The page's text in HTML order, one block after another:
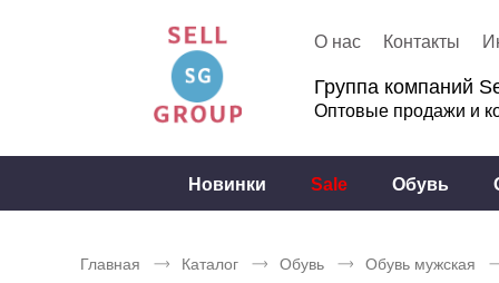
О нас Контакты
Группа компаний
Оптовые продажи и
Новинки Sale Обувь
Главная Каталог Обувь Обувь мужская